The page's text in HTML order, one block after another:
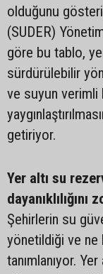
olduğunu
(SUDER)
göre bu tablo,
sürdürülebilir
ve suyun verimli
getiriyor.
Yer altı su
dayanıklılığını
Şehirlerin su
yönetildiği ve ne
tanımlanıyor.